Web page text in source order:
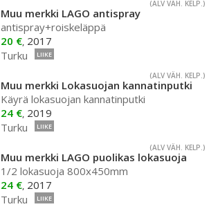
(ALV VÄH. KELP.)
Muu merkki LAGO antispray
antispray+roiskeläppä
20 €, 2017
Turku
LIIKE
(ALV VÄH. KELP.)
Muu merkki Lokasuojan kannatinputki
Käyrä lokasuojan kannatinputki
24 €, 2019
Turku
LIIKE
(ALV VÄH. KELP.)
Muu merkki LAGO puolikas lokasuoja
1/2 lokasuoja 800x450mm
24 €, 2017
Turku
LIIKE